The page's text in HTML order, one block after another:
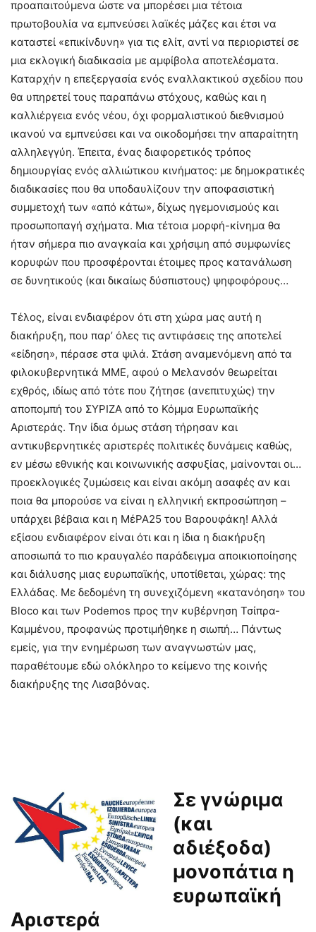
προαπαιτούμενα ώστε να μπορέσει μια τέτοια
πρωτοβουλία να εμπνεύσει λαϊκές μάζες και έτσι να
καταστεί «επικίνδυνη» για τις ελίτ, αντί να περιοριστεί σε
μια εκλογική διαδικασία με αμφίβολα αποτελέσματα.
Καταρχήν η επεξεργασία ενός εναλλακτικού σχεδίου που
θα υπηρετεί τους παραπάνω στόχους, καθώς και η
καλλιέργεια ενός νέου, όχι φορμαλιστικού διεθνισμού
ικανού να εμπνεύσει και να οικοδομήσει την απαραίτητη
αλληλεγγύη. Έπειτα, ένας διαφορετικός τρόπος
δημιουργίας ενός αλλιώτικου κινήματος: με δημοκρατικές
διαδικασίες που θα υποδαυλίζουν την αποφασιστική
συμμετοχή των «από κάτω», δίχως ηγεμονισμούς και
προσωποπαγή σχήματα. Μια τέτοια μορφή-κίνημα θα
ήταν σήμερα πιο αναγκαία και χρήσιμη από συμφωνίες
κορυφών που προσφέρονται έτοιμες προς κατανάλωση
σε δυνητικούς (και δικαίως δύσπιστους) ψηφοφόρους…
Τέλος, είναι ενδιαφέρον ότι στη χώρα μας αυτή η
διακήρυξη, που παρ’ όλες τις αντιφάσεις της αποτελεί
«είδηση», πέρασε στα ψιλά. Στάση αναμενόμενη από τα
φιλοκυβερνητικά ΜΜΕ, αφού ο Μελανσόν θεωρείται
εχθρός, ιδίως από τότε που ζήτησε (ανεπιτυχώς) την
αποπομπή του ΣΥΡΙΖΑ από το Κόμμα Ευρωπαϊκής
Αριστεράς. Την ίδια όμως στάση τήρησαν και
αντικυβερνητικές αριστερές πολιτικές δυνάμεις καθώς,
εν μέσω εθνικής και κοινωνικής ασφυξίας, μαίνονται οι…
προεκλογικές ζυμώσεις και είναι ακόμη ασαφές αν και
ποια θα μπορούσε να είναι η ελληνική εκπροσώπηση –
υπάρχει βέβαια και η ΜέΡΑ25 του Βαρουφάκη! Αλλά
εξίσου ενδιαφέρον είναι ότι και η ίδια η διακήρυξη
αποσιωπά το πιο κραυγαλέο παράδειγμα αποικιοποίησης
και διάλυσης μιας ευρωπαϊκής, υποτίθεται, χώρας: της
Ελλάδας. Με δεδομένη τη συνεχιζόμενη «κατανόηση» του
Bloco και των Podemos προς την κυβέρνηση Τσίπρα-
Καμμένου, προφανώς προτιμήθηκε η σιωπή… Πάντως
εμείς, για την ενημέρωση των αναγνωστών μας,
παραθέτουμε εδώ ολόκληρο το κείμενο της κοινής
διακήρυξης της Λισαβόνας.
Σε γνώριμα
(και
αδιέξοδα)
μονοπάτια η
ευρωπαϊκή
Αριστερά